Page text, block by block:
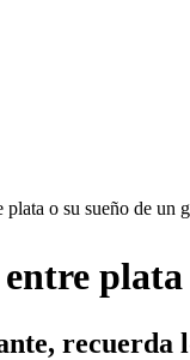
o su sueño de un
recuerda